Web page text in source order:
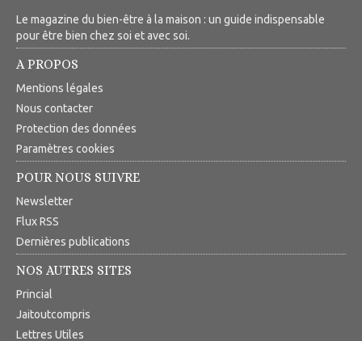
Le magazine du bien-être à la maison : un guide indispensable
pour être bien chez soi et avec soi.
A PROPOS
Mentions légales
Nous contacter
Protection des données
Paramètres cookies
POUR NOUS SUIVRE
Newsletter
Flux RSS
Dernières publications
NOS AUTRES SITES
Princial
Jaitoutcompris
Lettres Utiles